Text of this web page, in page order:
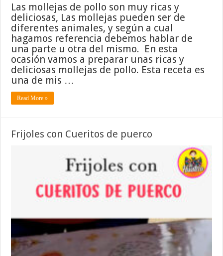
Las mollejas de pollo son muy ricas y
deliciosas, Las mollejas pueden ser de
diferentes animales, y según a cual
hagamos referencia debemos hablar de
una parte u otra del mismo. En esta
ocasión vamos a preparar unas ricas y
deliciosas mollejas de pollo. Esta receta es
una de mis …
Read More »
Frijoles con Cueritos de puerco